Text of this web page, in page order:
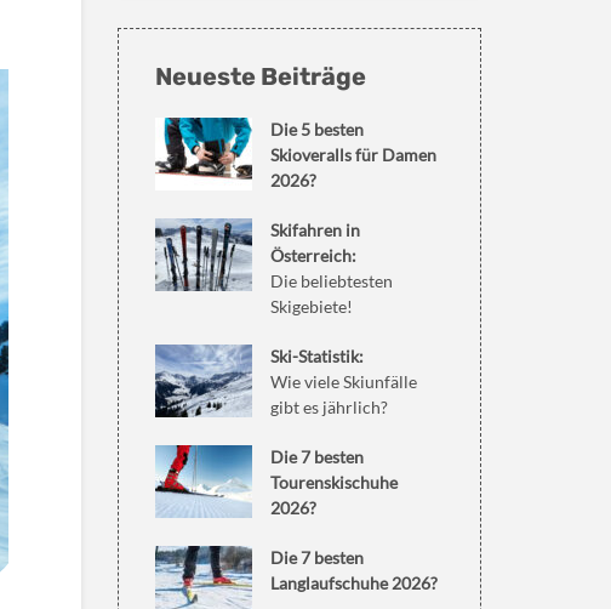
Neueste Beiträge
Die 5 besten
Skioveralls für Damen
2026?
Skifahren in
Österreich:
Die beliebtesten
Skigebiete!
Ski-Statistik:
Wie viele Skiunfälle
gibt es jährlich?
Die 7 besten
Tourenskischuhe
2026?
Die 7 besten
Langlaufschuhe 2026?